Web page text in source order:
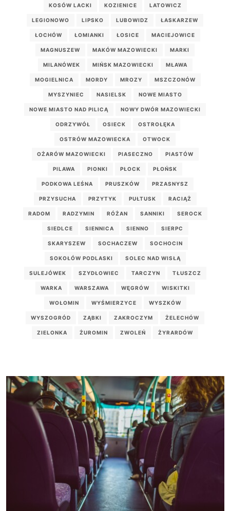
KOSÓW LACKI KOZIENICE LATOWICZ
LEGIONOWO LIPSKO LUBOWIDZ ŁASKARZEW
ŁOCHÓW ŁOMIANKI ŁOSICE MACIEJOWICE
MAGNUSZEW MAKÓW MAZOWIECKI MARKI
MILANÓWEK MIŃSK MAZOWIECKI MŁAWA
MOGIELNICA MORDY MROZY MSZCZONÓW
MYSZYNIEC NASIELSK NOWE MIASTO
NOWE MIASTO NAD PILICĄ NOWY DWÓR MAZOWIECKI
ODRZYWÓŁ OSIECK OSTROŁĘKA
OSTRÓW MAZOWIECKA OTWOCK
OŻARÓW MAZOWIECKI PIASECZNO PIASTÓW
PILAWA PIONKI PŁOCK PŁOŃSK
PODKOWA LEŚNA PRUSZKÓW PRZASNYSZ
PRZYSUCHA PRZYTYK PUŁTUSK RACIĄŻ
RADOM RADZYMIN RÓŻAN SANNIKI SEROCK
SIEDLCE SIENNICA SIENNO SIERPC
SKARYSZEW SOCHACZEW SOCHOCIN
SOKOŁÓW PODLASKI SOLEC NAD WISŁĄ
SULEJÓWEK SZYDŁOWIEC TARCZYN TŁUSZCZ
WARKA WARSZAWA WĘGRÓW WISKITKI
WOŁOMIN WYŚMIERZYCE WYSZKÓW
WYSZOGRÓD ZĄBKI ZAKROCZYM ŻELECHÓW
ZIELONKA ŻUROMIN ZWOLEŃ ŻYRARDÓW